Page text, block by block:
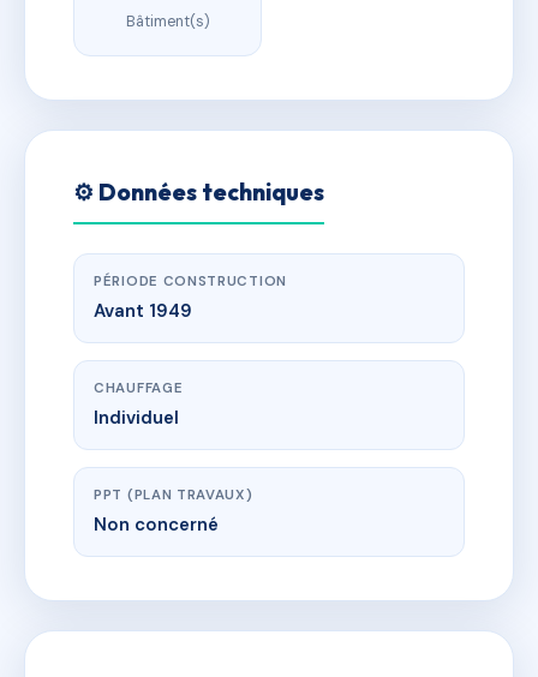
Bâtiment(s)
⚙️ Données techniques
PÉRIODE CONSTRUCTION
Avant 1949
CHAUFFAGE
Individuel
PPT (PLAN TRAVAUX)
Non concerné